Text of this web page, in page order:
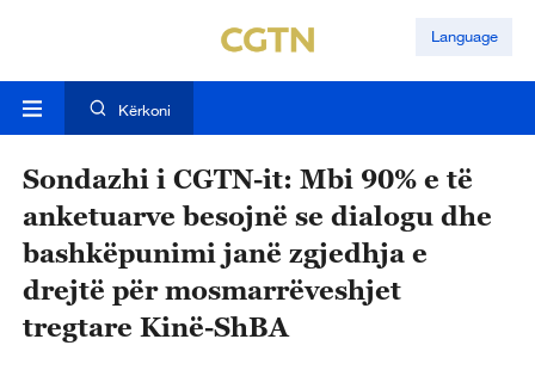
Language
Kërkoni
Sondazhi i CGTN-it: Mbi 90% e të
anketuarve besojnë se dialogu dhe
bashkëpunimi janë zgjedhja e
drejtë për mosmarrëveshjet
tregtare Kinë-ShBA